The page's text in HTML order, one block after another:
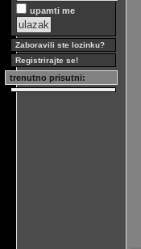
upamti me
Zaboravili ste lozinku?
Registrirajte se!
trenutno prisutni: